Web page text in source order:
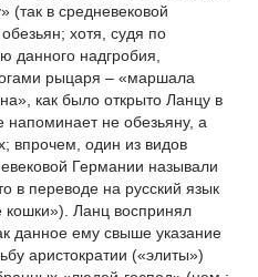
(так в средневековой
хотя, судя по
данного надгробия,
рыцаря – «маршала
как было открыто Ланцу в
напоминает не обезьяну, а
впрочем, один из видов
Германии называли
в переводе на русский язык
кошки»). Ланц воспринял
данное ему свыше указание
аристократии («элиты»)